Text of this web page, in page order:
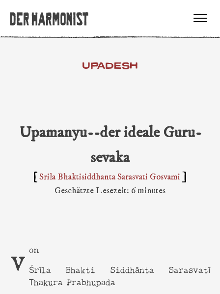
UPADESH
Upamanyu--der ideale Guru-
sevaka
Srila Bhaktisiddhanta Sarasvati Gosvami
Geschätzte Lesezeit: 6 minutes
von
Śrīla Bhakti Siddhānta Sarasvatī
Ṭhākura Prabhupāda